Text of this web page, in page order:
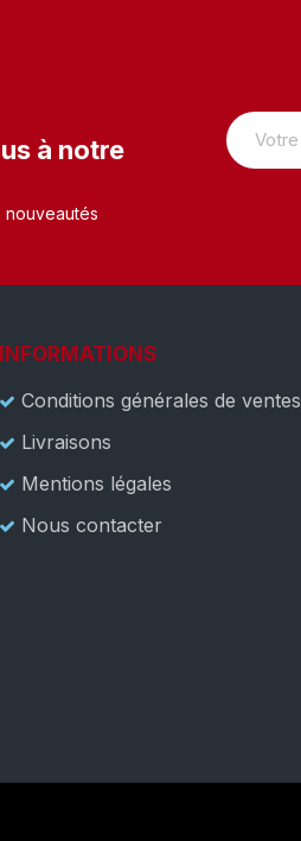
à notre
nouveautés
INFORMATIONS
Conditions générales de ventes
Livraisons
Mentions légales
Nous contacter